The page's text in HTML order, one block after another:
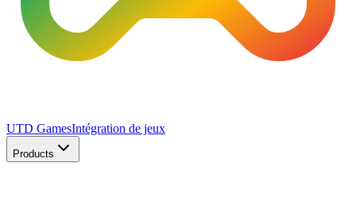
UTD GamesIntégration de jeux
Products